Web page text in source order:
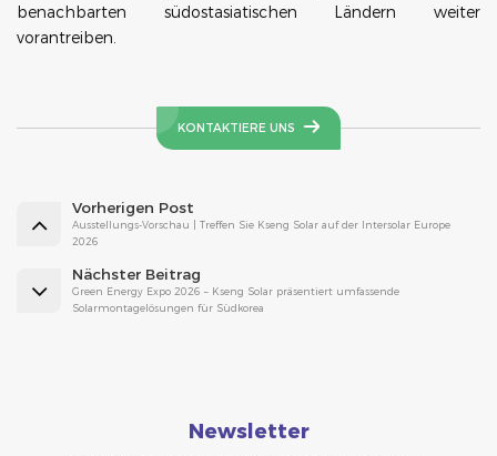
benachbarten südostasiatischen Ländern weiter
vorantreiben.
KONTAKTIERE UNS
Vorherigen Post
Ausstellungs-Vorschau | Treffen Sie Kseng Solar auf der Intersolar Europe
2026
Nächster Beitrag
Green Energy Expo 2026 – Kseng Solar präsentiert umfassende
Solarmontagelösungen für Südkorea
Newsletter